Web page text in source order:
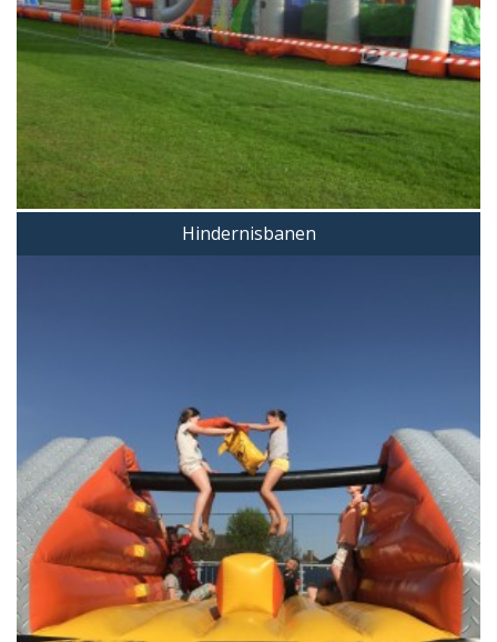
Hindernisbanen